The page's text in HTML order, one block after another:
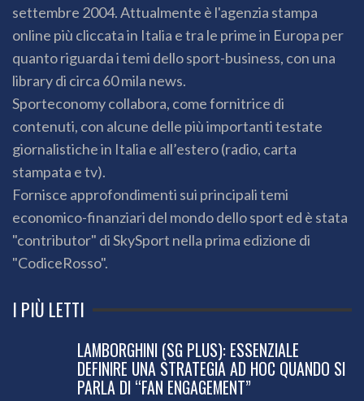
settembre 2004. Attualmente è l'agenzia stampa
online più cliccata in Italia e tra le prime in Europa per
quanto riguarda i temi dello sport-business, con una
library di circa 60 mila news.
Sporteconomy collabora, come fornitrice di
contenuti, con alcune delle più importanti testate
giornalistiche in Italia e all’estero (radio, carta
stampata e tv).
Fornisce approfondimenti sui principali temi
economico-finanziari del mondo dello sport ed è stata
"contributor" di SkySport nella prima edizione di
"CodiceRosso".
I PIÙ LETTI
LAMBORGHINI (SG PLUS): ESSENZIALE
DEFINIRE UNA STRATEGIA AD HOC QUANDO SI
PARLA DI “FAN ENGAGEMENT”